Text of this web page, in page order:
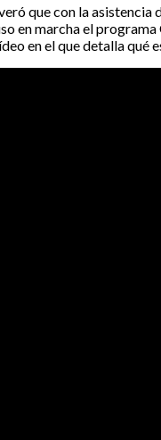
que con la
en marcha el
en el que detalla qué